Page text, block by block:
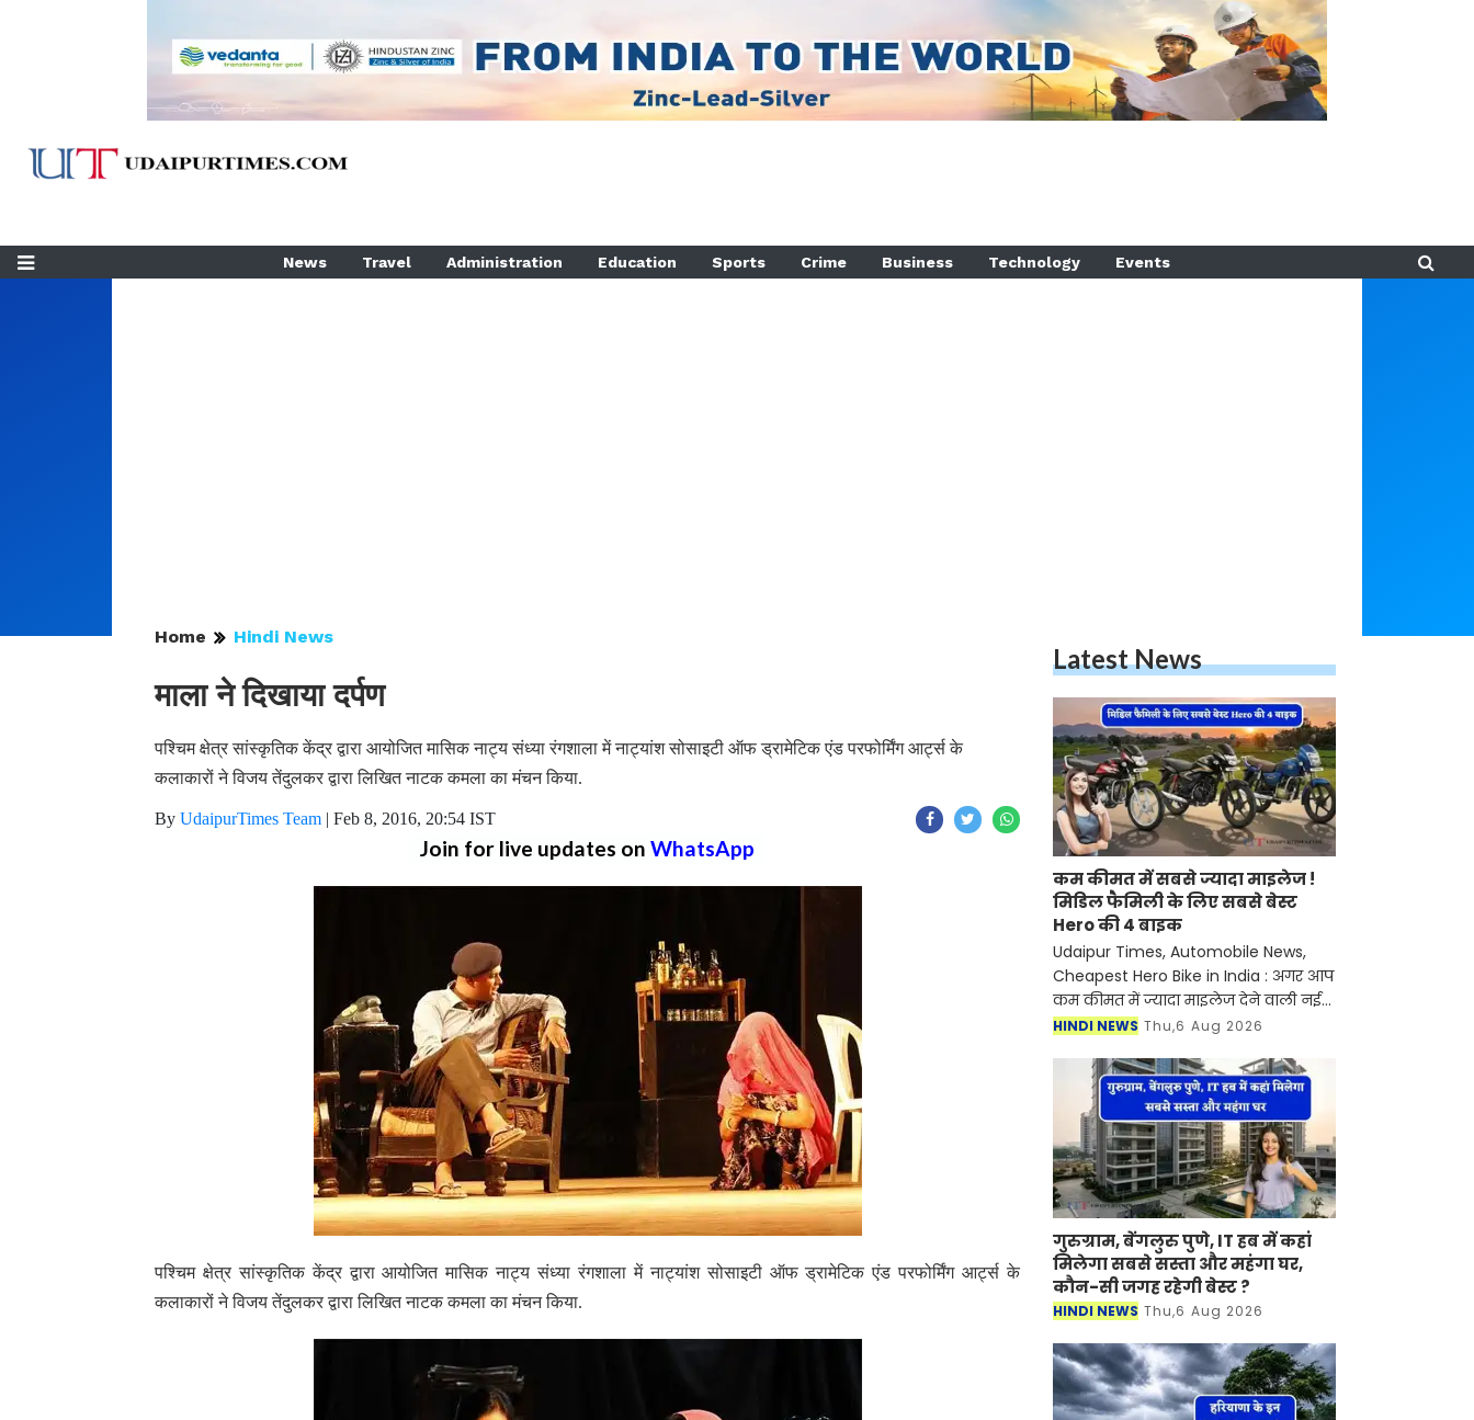
News Travel Administration Education Sports Crime Business Technology Events
Home Hindi News
माला ने दिखाया दर्पण
पश्चिम क्षेत्र सांस्कृतिक केंद्र द्वारा आयोजित मासिक नाट्य संध्या रंगशाला में नाट्यांश सोसाइटी ऑफ ड्रामेटिक एंड परफोर्मिंग आर्ट्स के
कलाकारों ने विजय तेंदुलकर द्वारा लिखित नाटक कमला का मंचन किया.
By UdaipurTimes Team | Feb 8, 2016, 20:54 IST
Join for live updates on WhatsApp
पश्चिम क्षेत्र सांस्कृतिक केंद्र द्वारा आयोजित मासिक नाट्य संध्या रंगशाला में नाट्यांश सोसाइटी ऑफ ड्रामेटिक एंड परफोर्मिंग आर्ट्स के
कलाकारों ने विजय तेंदुलकर द्वारा लिखित नाटक कमला का मंचन किया.
Latest News
कम कीमत में सबसे ज्यादा माइलेज !
मिडिल फैमिली के लिए सबसे बेस्ट
Hero की 4 बाइक
Udaipur Times, Automobile News,
Cheapest Hero Bike in India : अगर आप
कम कीमत में ज्यादा माइलेज देने वाली नई
बाइक खरीदने की सोच रहे हैं, तो Hero
मौजूद हैं। भारतीय बाजा
HINDI NEWS Thu,6 Aug 2026
गुरुग्राम, बेंगलुरु पुणे, IT हब में कहां
मिलेगा सबसे सस्ता और महंगा घर,
कौन-सी जगह रहेगी बेस्ट ?
HINDI NEWS Thu,6 Aug 2026